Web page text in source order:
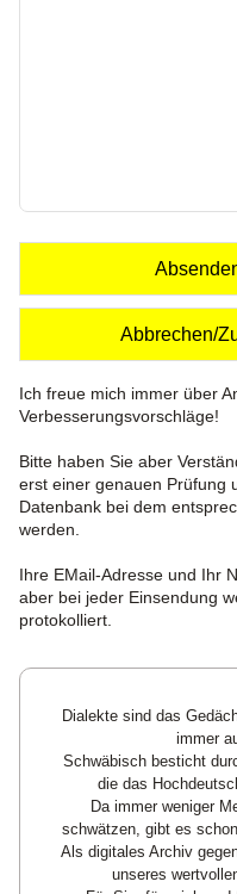
Abbrechen/
Ich freue mich immer über
Verbesserungsvorschläge!
Bitte haben Sie aber
erst einer genauen Prüfung
Datenbank bei dem
werden.
Ihre EMail-Adresse und Ihr
aber bei jeder Einsendung
protokolliert.
Dialekte sind das
immer
Schwäbisch besticht
die das
Da immer weniger
schwätzen, gibt es
Als digitales Archiv
unseres